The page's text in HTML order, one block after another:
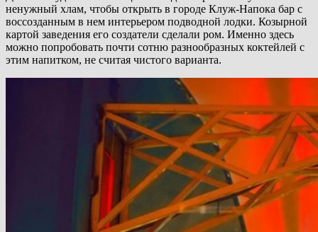
ненужный хлам, чтобы открыть в городе Клуж-Напока бар с
воссозданным в нем интерьером подводной лодки. Козырной
картой заведения его создатели сделали ром. Именно здесь
можно попробовать почти сотню разнообразных коктейлей с
этим напитком, не считая чистого варианта.